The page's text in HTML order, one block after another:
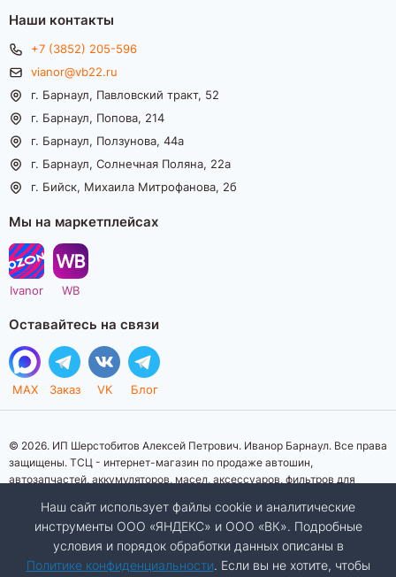
Наши контакты
+7 (3852) 205-596
vianor@vb22.ru
г. Барнаул, Павловский тракт, 52
г. Барнаул, Попова, 214
г. Барнаул, Ползунова, 44а
г. Барнаул, Солнечная Поляна, 22а
г. Бийск, Михаила Митрофанова, 2б
Мы на маркетплейсах
Ivanor WB
Оставайтесь на связи
MAX Заказ VK Блог
© 2026. ИП Шерстобитов Алексей Петрович. Иванор Барнаул. Все права
защищены. ТСЦ - интернет-магазин по продаже автошин,
автозапчастей, аккумуляторов, масел, аксессуаров, фильтров для
информационный характер. Представленная информация о товарах, их
стоимости, характеристик, фото, наличия на складе ни при каких
условиях не является публичной офертой, определяемой положениями
Статьи 437 (2) Гражданского кодекса Российской Федерации.
Наш сайт использует файлы cookie и аналитические
инструменты ООО «ЯНДЕКС» и ООО «ВК». Подробные
условия и порядок обработки данных описаны в
Политике конфиденциальности. Если вы не хотите, чтобы